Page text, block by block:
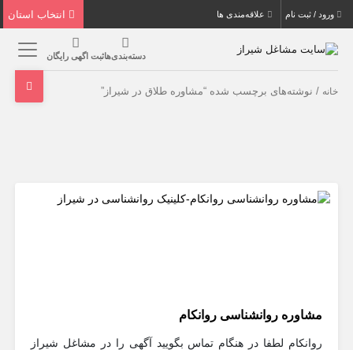
ورود / ثبت نام علاقه‌مندی ها
دسته‌بندی‌هاثبت اگهی رایگان
خانه / نوشته‌های برچسب شده “مشاوره طلاق در شیراز”
مشاوره روانشناسی روانکام
روانکام لطفا در هنگام تماس بگویید آگهی را در مشاغل شیراز